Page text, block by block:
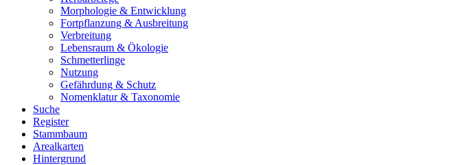
Morphologie & Entwicklung
Fortpflanzung & Ausbreitung
Verbreitung
Lebensraum & Ökologie
Schmetterlinge
Nutzung
Gefährdung & Schutz
Nomenklatur & Taxonomie
Suche
Register
Stammbaum
Arealkarten
Hintergrund